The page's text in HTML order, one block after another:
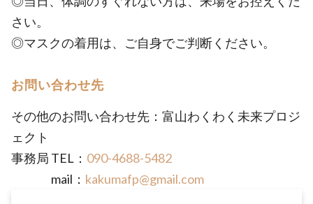
さい。
◎マスクの着用は、ご自身でご判断ください。
お問い合わせ先
その他のお問い合わせ先：富山わくわく未来プロジ
ェクト
事務局 TEL： 090-4688-5482
mail： kakumafp@gmail.com